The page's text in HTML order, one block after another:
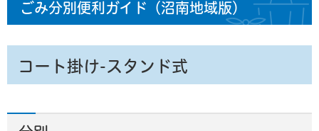
ごみ分別便利ガイド （沼南地域版）
コート掛け-スタンド式